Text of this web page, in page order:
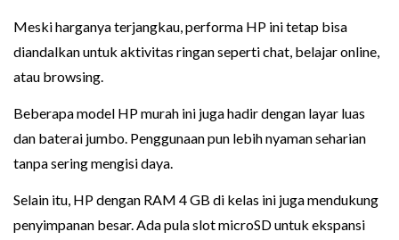
Meski harganya terjangkau, performa HP ini tetap bisa
diandalkan untuk aktivitas ringan seperti chat, belajar online,
atau browsing.
Beberapa model HP murah ini juga hadir dengan layar luas
dan baterai jumbo. Penggunaan pun lebih nyaman seharian
tanpa sering mengisi daya.
Selain itu, HP dengan RAM 4 GB di kelas ini juga mendukung
penyimpanan besar. Ada pula slot microSD untuk ekspansi